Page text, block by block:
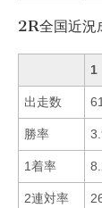
2R全国近
1
出走数 61
勝率
1着率
2連対率